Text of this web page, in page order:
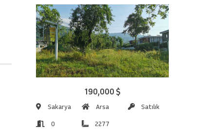
190,000 $
Sakarya Arsa Satılık
0 2277